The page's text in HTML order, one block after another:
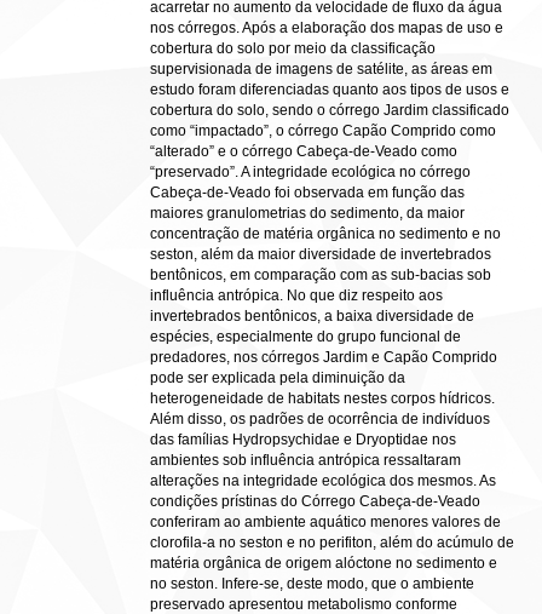
acarretar no aumento da velocidade de fluxo da água
nos córregos. Após a elaboração dos mapas de uso e
cobertura do solo por meio da classificação
supervisionada de imagens de satélite, as áreas em
estudo foram diferenciadas quanto aos tipos de usos e
cobertura do solo, sendo o córrego Jardim classificado
como “impactado”, o córrego Capão Comprido como
“alterado” e o córrego Cabeça-de-Veado como
“preservado”. A integridade ecológica no córrego
Cabeça-de-Veado foi observada em função das
maiores granulometrias do sedimento, da maior
concentração de matéria orgânica no sedimento e no
seston, além da maior diversidade de invertebrados
bentônicos, em comparação com as sub-bacias sob
influência antrópica. No que diz respeito aos
invertebrados bentônicos, a baixa diversidade de
espécies, especialmente do grupo funcional de
predadores, nos córregos Jardim e Capão Comprido
pode ser explicada pela diminuição da
heterogeneidade de habitats nestes corpos hídricos.
Além disso, os padrões de ocorrência de indivíduos
das famílias Hydropsychidae e Dryoptidae nos
ambientes sob influência antrópica ressaltaram
alterações na integridade ecológica dos mesmos. As
condições prístinas do Córrego Cabeça-de-Veado
conferiram ao ambiente aquático menores valores de
clorofila-a no seston e no perifiton, além do acúmulo de
matéria orgânica de origem alóctone no sedimento e
no seston. Infere-se, deste modo, que o ambiente
preservado apresentou metabolismo conforme